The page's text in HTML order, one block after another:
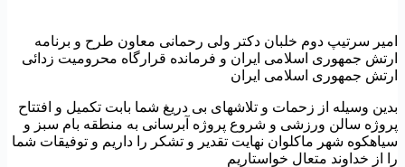
سرتیپ دوم خلبان دکتر ولی رحمانی معاون طرح و برنامه
جمهوری اسلامی ایران و فرمانده قرارگاه محرومیت زدائی
جمهوری اسلامی ایران
وسیله از زحمات و تلاشهای بی دریغ شما بابت تکمیل و افتتاح
سالن ورزشی و شروع پروژه آبرسانی به منطقه بام سبز و
شهر ماکلوان نهایت تقدیر و تشکر را داریم و توفیقات شما
از خداوند متعال خواستاریم